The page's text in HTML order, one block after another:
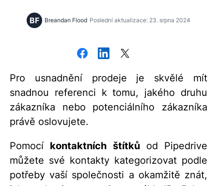
BF Breandan Flood Poslední aktualizace: 23. srpna 2024
Pro usnadnění prodeje je skvělé mít
snadnou referenci k tomu, jakého druhu
zákazníka nebo potenciálního zákazníka
právě oslovujete.
Pomocí kontaktních štítkůod Pipedrive
můžete své kontakty kategorizovat podle
potřeby vaší společnosti a okamžitě znát,